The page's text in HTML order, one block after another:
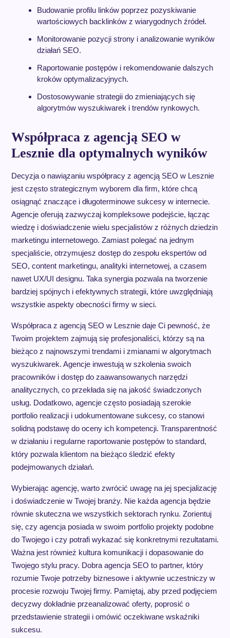
Budowanie profilu linków poprzez pozyskiwanie
wartościowych backlinków z wiarygodnych źródeł.
Monitorowanie pozycji strony i analizowanie wyników
działań SEO.
Raportowanie postępów i rekomendowanie dalszych
kroków optymalizacyjnych.
Dostosowywanie strategii do zmieniających się
algorytmów wyszukiwarek i trendów rynkowych.
Współpraca z agencją SEO w
Lesznie dla optymalnych wyników
Decyzja o nawiązaniu współpracy z agencją SEO w Lesznie
jest często strategicznym wyborem dla firm, które chcą
osiągnąć znaczące i długoterminowe sukcesy w internecie.
Agencje oferują zazwyczaj kompleksowe podejście, łącząc
wiedzę i doświadczenie wielu specjalistów z różnych dziedzin
marketingu internetowego. Zamiast polegać na jednym
specjaliście, otrzymujesz dostęp do zespołu ekspertów od
SEO, content marketingu, analityki internetowej, a czasem
nawet UX/UI designu. Taka synergia pozwala na tworzenie
bardziej spójnych i efektywnych strategii, które uwzględniają
wszystkie aspekty obecności firmy w sieci.
Współpraca z agencją SEO w Lesznie daje Ci pewność, że
Twoim projektem zajmują się profesjonaliści, którzy są na
bieżąco z najnowszymi trendami i zmianami w algorytmach
wyszukiwarek. Agencje inwestują w szkolenia swoich
pracowników i dostęp do zaawansowanych narzędzi
analitycznych, co przekłada się na jakość świadczonych
usług. Dodatkowo, agencje często posiadają szerokie
portfolio realizacji i udokumentowane sukcesy, co stanowi
solidną podstawę do oceny ich kompetencji. Transparentność
w działaniu i regularne raportowanie postępów to standard,
który pozwala klientom na bieżąco śledzić efekty
podejmowanych działań.
Wybierając agencję, warto zwrócić uwagę na jej specjalizację
i doświadczenie w Twojej branży. Nie każda agencja będzie
równie skuteczna we wszystkich sektorach rynku. Zorientuj
się, czy agencja posiada w swoim portfolio projekty podobne
do Twojego i czy potrafi wykazać się konkretnymi rezultatami.
Ważna jest również kultura komunikacji i dopasowanie do
Twojego stylu pracy. Dobra agencja SEO to partner, który
rozumie Twoje potrzeby biznesowe i aktywnie uczestniczy w
procesie rozwoju Twojej firmy. Pamiętaj, aby przed podjęciem
decyzwy dokładnie przeanalizować oferty, poprosić o
przedstawienie strategii i omówić oczekiwane wskaźniki
sukcesu.